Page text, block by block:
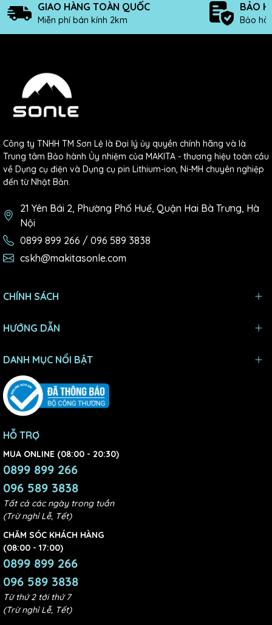
GIAO HÀNG TOÀN QUỐC
Miễn phí bán kính 2km
BẢO
Bảo
Công ty TNHH TM Sơn Lệ là Đại lý ủy quyền chính hãng và là
Trung tâm Bảo hành Ủy nhiệm của MAKITA - thương hiệu toàn cầu
về Dụng cụ điện và Dụng cụ pin Lithium-ion, Ni-MH chuyên nghiệp
đến từ Nhật Bản.
21 Yên Bái 2, Phường Phố Huế, Quận Hai Bà Trưng, Hà
Nội
0899 899 266 / 096 589 3838
cskh@makitasonle.com
CHÍNH SÁCH
HƯỚNG DẪN
DANH MỤC NỔI BẬT
HỖ TRỢ
MUA ONLINE (08:00 - 20:30)
0899 899 266
096 589 3838
Tất cả các ngày trong tuần
(Trừ nghỉ Lễ, Tết)
CHĂM SÓC KHÁCH HÀNG
(08:00 - 17:00)
0899 899 266
096 589 3838
Từ thứ 2 tới thứ 7
(Trừ nghỉ Lễ, Tết)